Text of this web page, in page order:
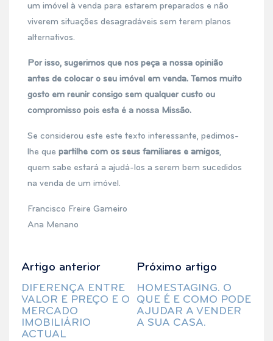
um imóvel à venda para estarem preparados e não
viverem situações desagradáveis sem terem planos
alternativos.
Por isso, sugerimos que nos peça a nossa opinião
antes de colocar o seu imóvel em venda. Temos muito
gosto em reunir consigo sem qualquer custo ou
compromisso pois esta é a nossa Missão.
Se considerou este este texto interessante, pedimos-
lhe que partilhe com os seus familiares e amigos,
quem sabe estará a ajudá-los a serem bem sucedidos
na venda de um imóvel.
Francisco Freire Gameiro
Ana Menano
Artigo anterior
DIFERENÇA ENTRE
VALOR E PREÇO E O
MERCADO
IMOBILIÁRIO
ACTUAL
Próximo artigo
HOMESTAGING. O
QUE É E COMO PODE
AJUDAR A VENDER
A SUA CASA.